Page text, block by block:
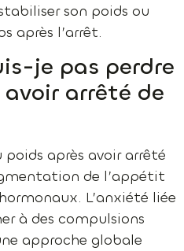
son poids ou
après l’arrêt.
je pas perdre
arrêté de
après avoir arrêté
de l’appétit
L’anxiété liée
à des compulsions
approche globale